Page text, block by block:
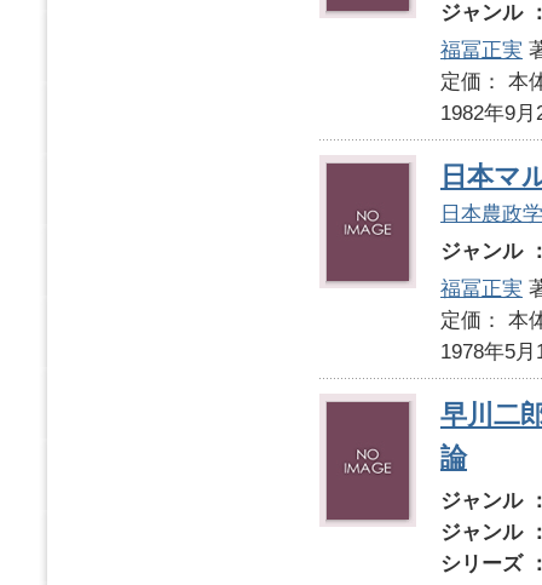
ジャンル
福冨正実
定価：
1982年9月
日本マ
日本農政
ジャンル
福冨正実
定価：
1978年5月
早川二
論
ジャンル
ジャンル
シリーズ